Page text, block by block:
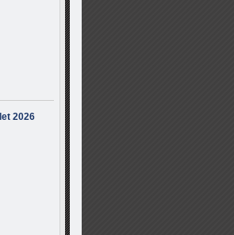
2026